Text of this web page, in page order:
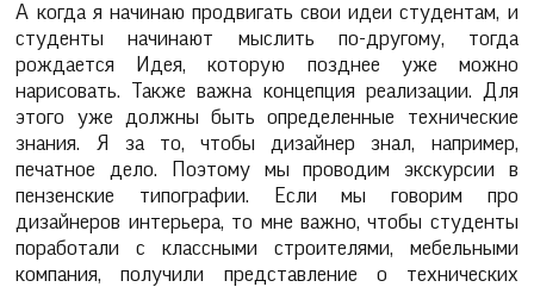
А когда я начинаю продвигать свои идеи студентам, и
студенты начинают мыслить по-другому, тогда
рождается Идея, которую позднее уже можно
нарисовать. Также важна концепция реализации. Для
этого уже должны быть определенные технические
знания. Я за то, чтобы дизайнер знал, например,
печатное дело. Поэтому мы проводим экскурсии в
пензенские типографии. Если мы говорим про
дизайнеров интерьера, то мне важно, чтобы студенты
поработали с классными строителями, мебельными
компания, получили представление о технических